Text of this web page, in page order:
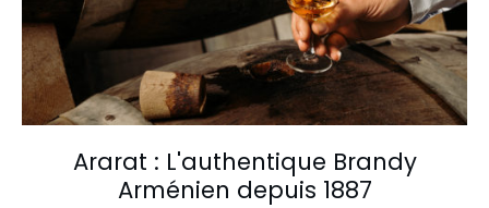
Ararat : L'authentique Brandy
Arménien depuis 1887